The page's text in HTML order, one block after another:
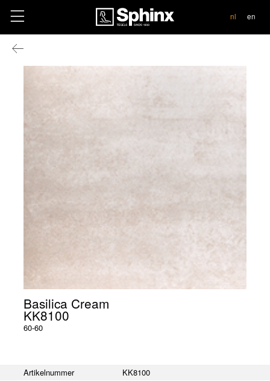
nl en
Basilica Cream
KK8100
60-60
Artikelnummer
KK8100